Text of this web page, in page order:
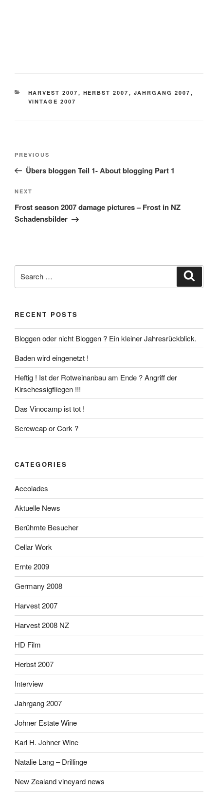
CATEGORIES
HARVEST 2007 , HERBST 2007 , JAHRGANG 2007 ,
VINTAGE 2007
Post
navigation
Previous
Post
PREVIOUS
Übers bloggen Teil 1- About blogging Part 1
Next
Post
NEXT
Frost season 2007 damage pictures – Frost in NZ
Schadensbilder
for:
RECENT POSTS
Bloggen oder nicht Bloggen ? Ein kleiner Jahresrückblick.
Baden wird eingenetzt !
Heftig ! Ist der Rotweinanbau am Ende ? Angriff der
Kirschessigfliegen !!!
Das Vinocamp ist tot !
Screwcap or Cork ?
CATEGORIES
Accolades
Aktuelle News
Berühmte Besucher
Cellar Work
Ernte 2009
Germany 2008
Harvest 2007
Harvest 2008 NZ
HD Film
Herbst 2007
Interview
Jahrgang 2007
Johner Estate Wine
Karl H. Johner Wine
Natalie Lang – Drillinge
New Zealand vineyard news